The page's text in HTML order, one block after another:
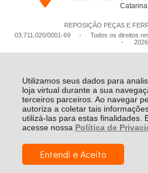
Utilizamos seus dados para
loja virtual durante a sua
terceiros parceiros. Ao navegar
autoriza a coletar tais
utilizá-las para estas finalidades.
acesse nossa Política de
Entendi e Aceito
REPOSIÇÃO PEÇAS E
03.711.020/0001-­69 - Todos os direitos
-
2026